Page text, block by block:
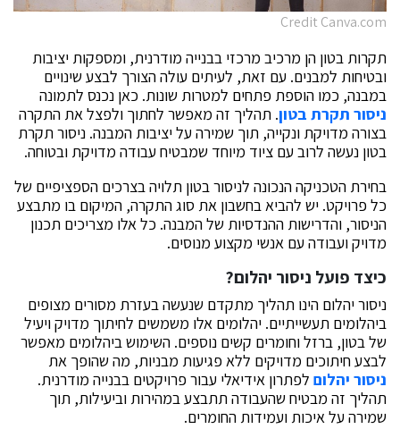
Credit Canva.com
תקרות בטון הן מרכיב מרכזי בבנייה מודרנית, ומספקות יציבות
ובטיחות למבנים. עם זאת, לעיתים עולה הצורך לבצע שינויים
במבנה, כמו הוספת פתחים למטרות שונות. כאן נכנס לתמונה
ניסור תקרת בטון. תהליך זה מאפשר לחתוך ולפצל את התקרה
בצורה מדויקת ונקייה, תוך שמירה על יציבות המבנה. ניסור תקרת
בטון נעשה לרוב עם ציוד מיוחד שמבטיח עבודה מדויקת ובטוחה.
בחירת הטכניקה הנכונה לניסור בטון תלויה בצרכים הספציפיים של
כל פרויקט. יש להביא בחשבון את סוג התקרה, המיקום בו מתבצע
הניסור, והדרישות ההנדסיות של המבנה. כל אלו מצריכים תכנון
מדויק ועבודה עם אנשי מקצוע מנוסים.
כיצד פועל ניסור יהלום?
ניסור יהלום הינו תהליך מתקדם שנעשה בעזרת מסורים מצופים
ביהלומים תעשייתיים. יהלומים אלו משמשים לחיתוך מדויק ויעיל
של בטון, ברזל וחומרים קשים נוספים. השימוש ביהלומים מאפשר
לבצע חיתוכים מדויקים ללא פגיעות מבניות, מה שהופך את
ניסור יהלום לפתרון אידיאלי עבור פרויקטים בבנייה מודרנית.
תהליך זה מבטיח שהעבודה תתבצע במהירות וביעילות, תוך
שמירה על איכות ועמידות החומרים.